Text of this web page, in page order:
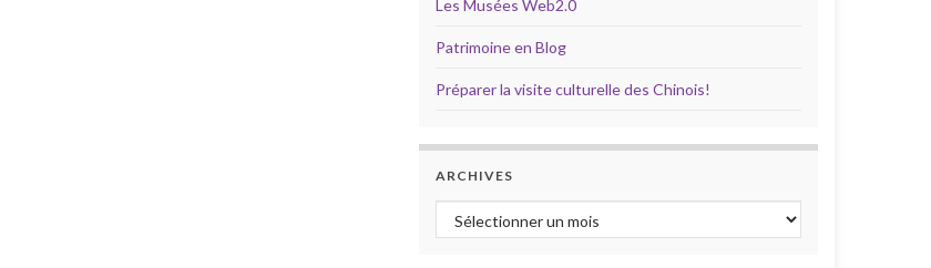
Les Musées Web2.0
Patrimoine en Blog
Préparer la visite culturelle des Chinois!
ARCHIVES
Archives